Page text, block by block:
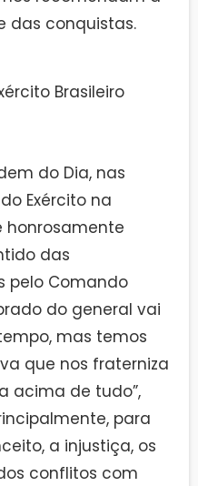
das conquistas.
Brasileiro
do Dia, nas
Exército na
honrosamente
das
pelo Comando
do general vai
mas temos
que nos fraterniza
acima de tudo”,
para
a injustiça, os
conflitos com